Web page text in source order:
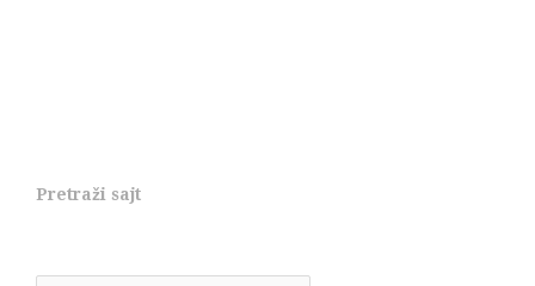
Pretraži sajt